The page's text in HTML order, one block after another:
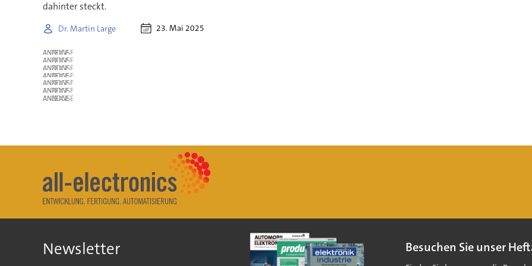
dahinter steckt.
Dr. Martin Large 23. Mai 2025
ANZEIGE
ANZEIGE
ANZEIGE
ANZEIGE
ANZEIGE
ANZEIGE
ANZEIGE
Newsletter Besuchen Sie unser